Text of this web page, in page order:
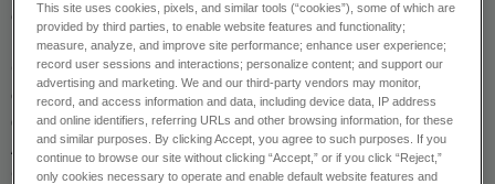
également la possibilité de tester le
HandySCAN 3D|MAX et le Go!SCAN 3D.
Grâce à des démonstrations en direct, aux
conseils de nos experts et aux retours
d'expérience des équipes de Manitou
Ancenis, de l'Hydroptère 2.0 et du projet
Climate Impulse (49SUD), venez apprendre
This site uses cookies, pixels, and similar tools (“cookies”), some of which are
provided by third parties, to enable website features and functionality;
measure, analyze, and improve site performance; enhance user experience;
record user sessions and interactions; personalize content; and support our
advertising and marketing. We and our third-party vendors may monitor,
record, and access information and data, including device data, IP address
and online identifiers, referring URLs and other browsing information, for these
and similar purposes. By clicking Accept, you agree to such purposes. If you
continue to browse our site without clicking “Accept,” or if you click “Reject,”
only cookies necessary to operate and enable default website features and